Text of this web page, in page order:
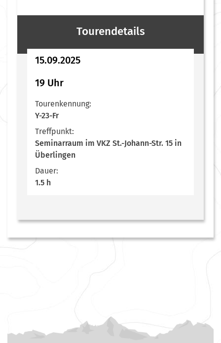
Tourendetails
15.09.2025
19 Uhr
Tourenkennung:
Y-23-Fr
Treffpunkt:
Seminarraum im VKZ St.-Johann-Str. 15 in
Überlingen
Dauer:
1.5 h